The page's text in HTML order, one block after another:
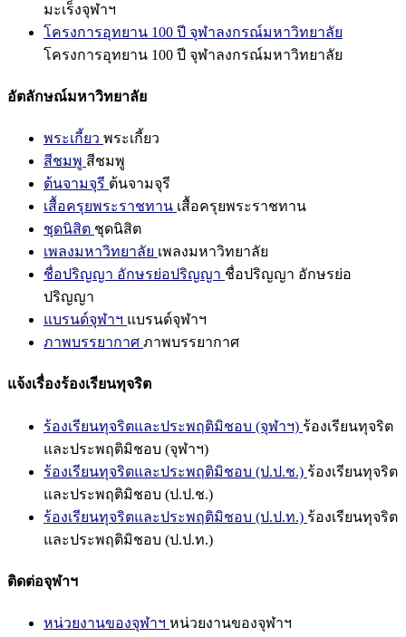
มะเร็งจุฬาฯ
โครงการอุทยาน 100 ปี จุฬาลงกรณ์มหาวิทยาลัย
โครงการอุทยาน 100 ปี จุฬาลงกรณ์มหาวิทยาลัย
อัตลักษณ์มหาวิทยาลัย
พระเกี้ยว พระเกี้ยว
สีชมพู สีชมพู
ต้นจามจุรี ต้นจามจุรี
เสื้อครุยพระราชทาน เสื้อครุยพระราชทาน
ชุดนิสิต ชุดนิสิต
เพลงมหาวิทยาลัย เพลงมหาวิทยาลัย
ชื่อปริญญา อักษรย่อปริญญา ชื่อปริญญา อักษรย่อ
ปริญญา
แบรนด์จุฬาฯ แบรนด์จุฬาฯ
ภาพบรรยากาศ ภาพบรรยากาศ
แจ้งเรื่องร้องเรียนทุจริต
ร้องเรียนทุจริตและประพฤติมิชอบ (จุฬาฯ) ร้องเรียนทุจริต
และประพฤติมิชอบ (จุฬาฯ)
ร้องเรียนทุจริตและประพฤติมิชอบ (ป.ป.ช.) ร้องเรียนทุจริต
และประพฤติมิชอบ (ป.ป.ช.)
ร้องเรียนทุจริตและประพฤติมิชอบ (ป.ป.ท.) ร้องเรียนทุจริต
และประพฤติมิชอบ (ป.ป.ท.)
ติดต่อจุฬาฯ
หน่วยงานของจุฬาฯ หน่วยงานของจุฬาฯ